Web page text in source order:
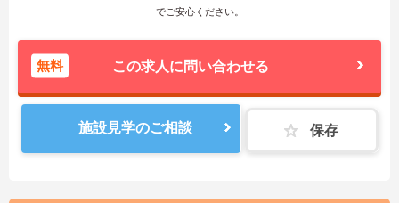
でご安心ください。
無料 この求人に問い合わせる
施設見学のご相談 保存